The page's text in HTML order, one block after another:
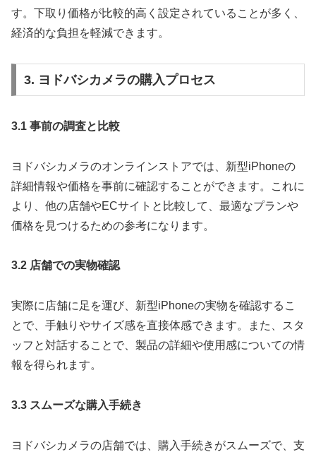
す。下取り価格が比較的高く設定されていることが多く、
経済的な負担を軽減できます。
3. ヨドバシカメラの購入プロセス
3.1 事前の調査と比較
ヨドバシカメラのオンラインストアでは、新型iPhoneの
詳細情報や価格を事前に確認することができます。これに
より、他の店舗やECサイトと比較して、最適なプランや
価格を見つけるための参考になります。
3.2 店舗での実物確認
実際に店舗に足を運び、新型iPhoneの実物を確認するこ
とで、手触りやサイズ感を直接体感できます。また、スタ
ッフと対話することで、製品の詳細や使用感についての情
報を得られます。
3.3 スムーズな購入手続き
ヨドバシカメラの店舗では、購入手続きがスムーズで、支